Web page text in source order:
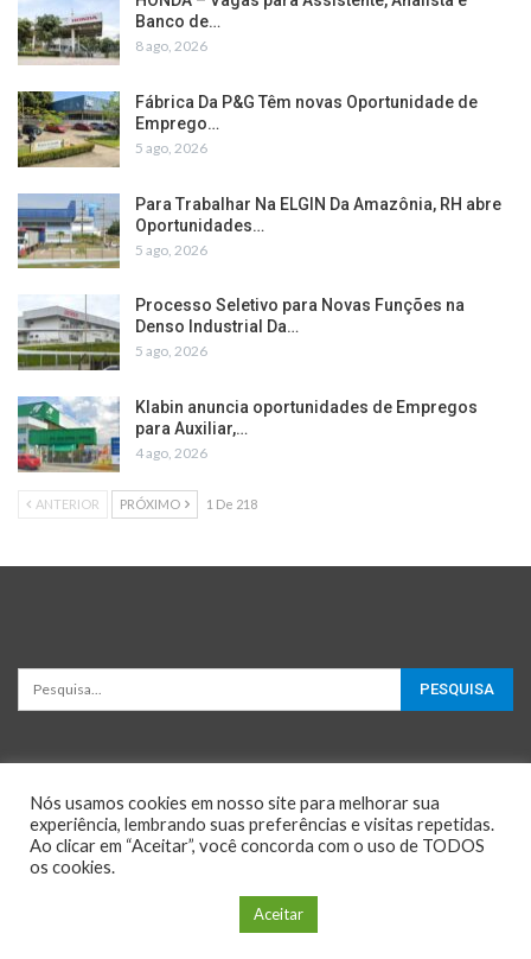
Banco de…
8 ago, 2026
Fábrica Da P&G Têm novas Oportunidade de
Emprego…
5 ago, 2026
Para Trabalhar Na ELGIN Da Amazônia, RH abre
Oportunidades…
5 ago, 2026
Processo Seletivo para Novas Funções na
Denso Industrial Da…
5 ago, 2026
Klabin anuncia oportunidades de Empregos
para Auxiliar,…
4 ago, 2026
ANTERIOR PRÓXIMO 1 De 218
© 2026 - Oportunidades e Negócios. All Rights Reserved.
Website Design:BetterStudio
Nós usamos cookies em nosso site para melhorar sua
experiência, lembrando suas preferências e visitas repetidas.
Ao clicar em “Aceitar”, você concorda com o uso de TODOS
os cookies.
Aceitar